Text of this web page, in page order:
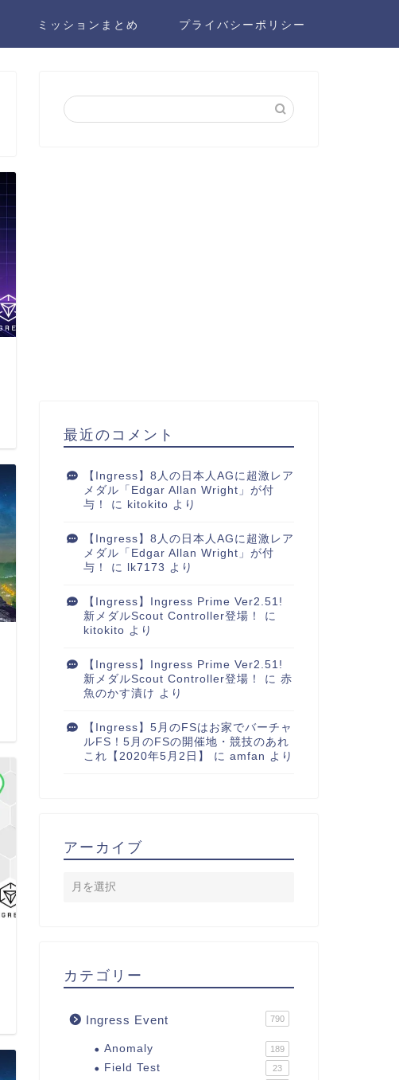
ミッションまとめ プライバシーポリシー
最近のコメント
【Ingress】8人の日本人AGに超激レア
メダル「Edgar Allan Wright」が付
与！
に kitokito より
【Ingress】8人の日本人AGに超激レア
メダル「Edgar Allan Wright」が付
与！
に lk7173 より
【Ingress】Ingress Prime Ver2.51!
新メダルScout Controller登場！
に
kitokito より
【Ingress】Ingress Prime Ver2.51!
新メダルScout Controller登場！
に 赤
魚のかす漬け より
【Ingress】5月のFSはお家でバーチャ
ルFS！5月のFSの開催地・競技のあれ
これ【2020年5月2日】
に amfan より
アーカイブ
カテゴリー
Ingress Event 790
Anomaly 189
Field Test 23